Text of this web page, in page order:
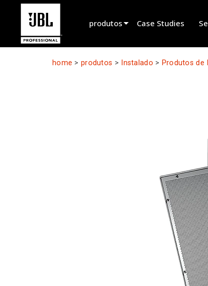
produtos
Gravação e Transmissão
Produtos Descontinuados
Case Studies
home >produtos > Instalado > Produtos de